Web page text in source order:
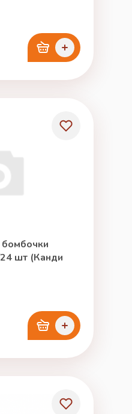
шт (Канди